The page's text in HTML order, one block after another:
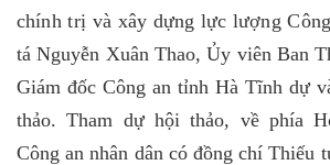
chính trị và xây dựng lực lượng
tá Nguyễn Xuân Thao, Ủy viên Ban
Giám đốc Công an tỉnh Hà Tĩnh dự
thảo. Tham dự hội thảo, về phía
Công an nhân dân có đồng chí Thiếu